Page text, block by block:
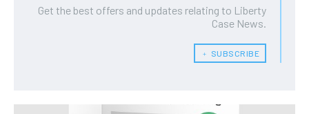
Get the best offers and updates relating to Liberty
Case News.
﹢ SUBSCRIBE